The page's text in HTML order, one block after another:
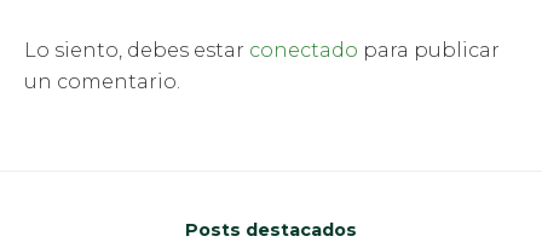
Lo siento, debes estar conectado para publicar
un comentario.
Posts destacados